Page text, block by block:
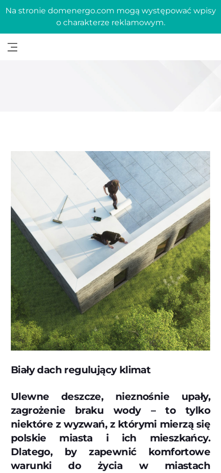
Na stronie domenergo.com mogą występować wpisy
o charakterze reklamowym.
Biały dach regulujący klimat
Ulewne deszcze, nieznośnie upały,
zagrożenie braku wody – to tylko
niektóre z wyzwań, z którymi mierzą się
polskie miasta i ich mieszkańcy.
Dlatego, by zapewnić komfortowe
warunki do życia w miastach